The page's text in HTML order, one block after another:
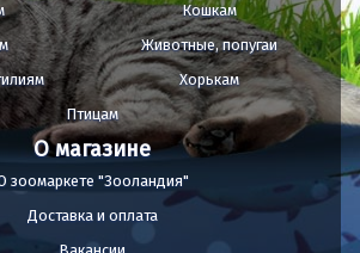
Кошкам
Животные, попугаи
Хорькам
Птицам
О магазине
зоомаркете "Зооландия"
Доставка и оплата